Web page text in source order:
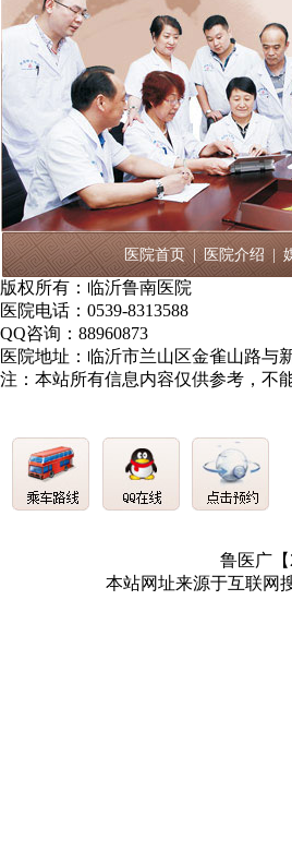
医院首页 | 医院介绍
版权所有：临沂鲁南医院
医院电话：0539-8313588
QQ咨询：88960873
医院地址：临沂市兰山区金雀山路与
注：本站所有信息内容仅供参考，不
鲁医广【
本站网址来源于互联网